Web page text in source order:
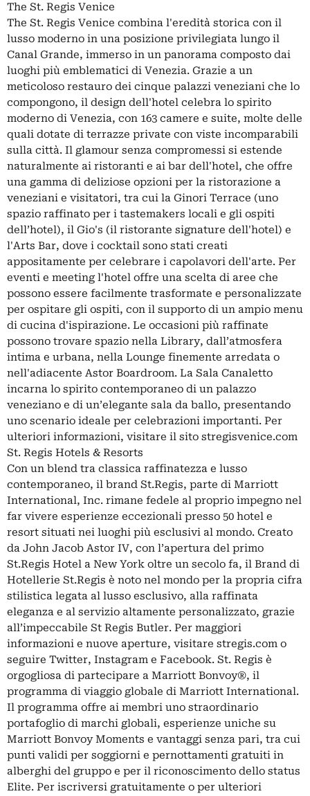
The St. Regis Venice
The St. Regis Venice combina l'eredità storica con il
lusso moderno in una posizione privilegiata lungo il
Canal Grande, immerso in un panorama composto dai
luoghi più emblematici di Venezia. Grazie a un
meticoloso restauro dei cinque palazzi veneziani che lo
compongono, il design dell'hotel celebra lo spirito
moderno di Venezia, con 163 camere e suite, molte delle
quali dotate di terrazze private con viste incomparabili
sulla città. Il glamour senza compromessi si estende
naturalmente ai ristoranti e ai bar dell'hotel, che offre
una gamma di deliziose opzioni per la ristorazione a
veneziani e visitatori, tra cui la Ginori Terrace (uno
spazio raffinato per i tastemakers locali e gli ospiti
dell’hotel), il Gio's (il ristorante signature dell'hotel) e
l'Arts Bar, dove i cocktail sono stati creati
appositamente per celebrare i capolavori dell'arte. Per
eventi e meeting l'hotel offre una scelta di aree che
possono essere facilmente trasformate e personalizzate
per ospitare gli ospiti, con il supporto di un ampio menu
di cucina d'ispirazione. Le occasioni più raffinate
possono trovare spazio nella Library, dall’atmosfera
intima e urbana, nella Lounge finemente arredata o
nell'adiacente Astor Boardroom. La Sala Canaletto
incarna lo spirito contemporaneo di un palazzo
veneziano e di un’elegante sala da ballo, presentando
uno scenario ideale per celebrazioni importanti. Per
ulteriori informazioni, visitare il sito stregisvenice.com
St. Regis Hotels & Resorts
Con un blend tra classica raffinatezza e lusso
contemporaneo, il brand St.Regis, parte di Marriott
International, Inc. rimane fedele al proprio impegno nel
far vivere esperienze eccezionali presso 50 hotel e
resort situati nei luoghi più esclusivi al mondo. Creato
da John Jacob Astor IV, con l’apertura del primo
St.Regis Hotel a New York oltre un secolo fa, il Brand di
Hotellerie St.Regis è noto nel mondo per la propria cifra
stilistica legata al lusso esclusivo, alla raffinata
eleganza e al servizio altamente personalizzato, grazie
all’impeccabile St Regis Butler. Per maggiori
informazioni e nuove aperture, visitare stregis.com o
seguire Twitter, Instagram e Facebook. St. Regis è
orgogliosa di partecipare a Marriott Bonvoy®, il
programma di viaggio globale di Marriott International.
Il programma offre ai membri uno straordinario
portafoglio di marchi globali, esperienze uniche su
Marriott Bonvoy Moments e vantaggi senza pari, tra cui
punti validi per soggiorni e pernottamenti gratuiti in
alberghi del gruppo e per il riconoscimento dello status
Elite. Per iscriversi gratuitamente o per ulteriori